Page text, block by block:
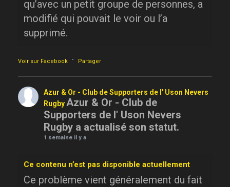
qu’avec un petit groupe de personnes, a
modifié qui pouvait le voir ou l’a
supprimé.
Voir sur Facebook · Partager
Azur & Or - Club de Supporters de l' Uson Nevers
RugbyAzur & Or - Club de
Supporters de l' Uson Nevers
Rugby a actualisé son statut.
1 semaine il y a
Ce contenu n’est pas disponible actuellement
Ce problème vient généralement du fait